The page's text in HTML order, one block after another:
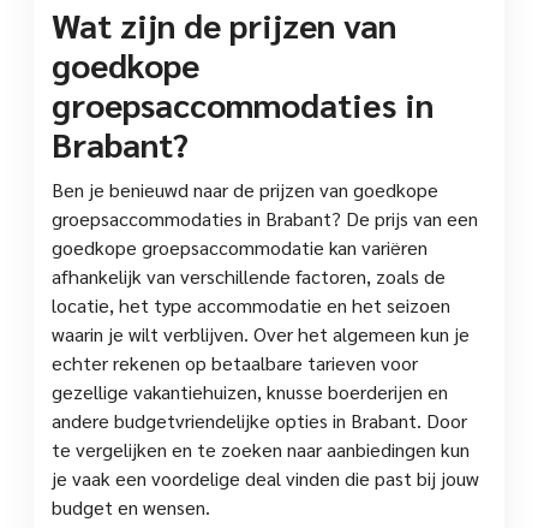
Wat zijn de prijzen van
goedkope
groepsaccommodaties in
Brabant?
Ben je benieuwd naar de prijzen van goedkope
groepsaccommodaties in Brabant? De prijs van een
goedkope groepsaccommodatie kan variëren
afhankelijk van verschillende factoren, zoals de
locatie, het type accommodatie en het seizoen
waarin je wilt verblijven. Over het algemeen kun je
echter rekenen op betaalbare tarieven voor
gezellige vakantiehuizen, knusse boerderijen en
andere budgetvriendelijke opties in Brabant. Door
te vergelijken en te zoeken naar aanbiedingen kun
je vaak een voordelige deal vinden die past bij jouw
budget en wensen.